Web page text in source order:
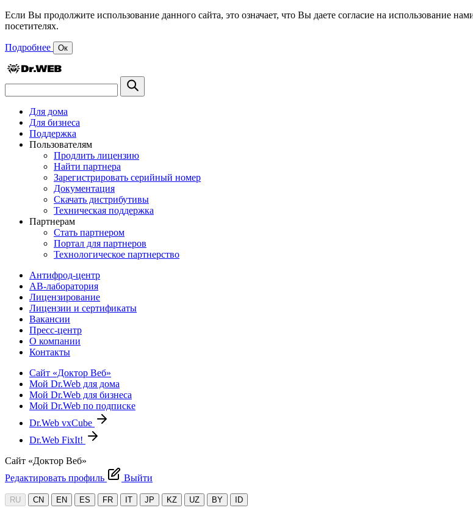
Если Вы продолжите использование данного сайта, это означает, что Вы даете согласие на использование
посетителях.
Подробнее Ок
Для дома
Для бизнеса
Поддержка
Пользователям
Продлить лицензию
Найти партнера
Зарегистрировать серийный номер
Документация
Скачать дистрибутивы
Техническая поддержка
Партнерам
Стать партнером
Портал для партнеров
Технологическое партнерство
Антифрод-центр
АВ-лаборатория
Лицензирование
Лицензии и сертификаты
Вакансии
Пресс-центр
О компании
Контакты
Сайт «Доктор Веб»
Мой Dr.Web для дома
Мой Dr.Web для бизнеса
Мой Dr.Web по подписке
Dr.Web vxCube
Dr.Web FixIt!
Сайт «Доктор Веб»
Редактировать профиль
Выйти
RU CN EN ES FR IT JP KZ UZ BY ID